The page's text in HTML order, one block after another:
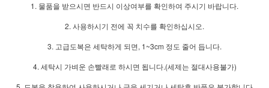
1. 물품을 받으시면 반드시 이상여부를 확인하여 주시기 바랍니다.
2. 사용하시기 전에 꼭 치수를 확인하십시오.
3. 고급도복은 세탁하게 되면, 1~3cm 정도 줄어 듭니다.
4. 세탁시 가벼운 손빨래로 하시면 됩니다.(세제는 절대사용불가)